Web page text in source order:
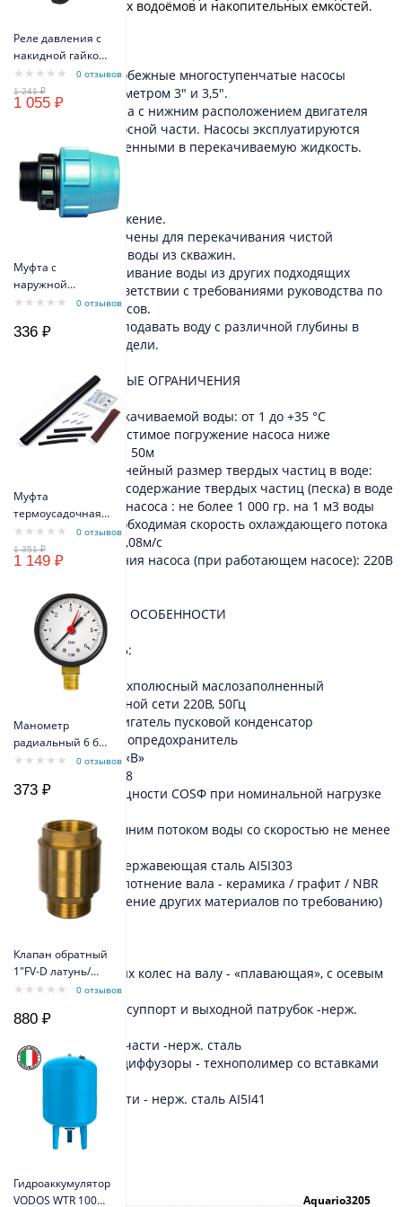
Реле давления с
накидной гайкой
VODOS PM/5 1/4" -
FG 16A(10A) IP44
0 отзывов
1 055 ₽
Муфта с
наружной
резьбой D32/R10 отзывов
336 ₽
Муфта
термоусадочная
МТК 3x4,0 мм -
3x6,0мм
0 отзывов
1 149 ₽
Манометр
радиальный 6 бар
TIM Y-50-6bar0 отзывов
373 ₽
Клапан обратный
1"FV-D латунь/
внеш резьба0 отзывов
880 ₽
Гидроаккумулятор
VODOS WTR 100
колодцев, открытых водоёмов и накопительных емкостей.
ТИП
Погружные центробежные многоступенчатые насосы
номинальным диаметром 3" и 3,5".
Конструкция насоса с нижним расположением двигателя
относительно насосной части. Насосы эксплуатируются
полностью погруженными в перекачиваемую жидкость.
ПРИМЕНЕНИЕ
Бытовое водоснабжение.
Насосы предназначены для перекачивания чистой
холодной пресной воды из скважин.
Возможно перекачивание воды из других подходящих
источников в соответствии с требованиями руководства по
эксплуатации насосов.
Насосы способны подавать воду с различной глубины в
зависимости от модели.
ЭКСПЛУАТАЦИОННЫЕ ОГРАНИЧЕНИЯ
Температура перекачиваемой воды: от 1 до +35 °С
Максимально допустимое погружение насоса ниже
поверхности воды: 50м
Максимальный линейный размер твердых частиц в воде:
0,5мм Допустимое содержание твердых частиц (песка) в воде
без заклинивания насоса : не более 1 000 гр. на 1 м3 воды
Максимальная необходимая скорость охлаждающего потока
вдоль двигателя: 0,08м/с
Напряжение питания насоса (при работающем насосе): 220В
КОНСТРУКТИВНЫЕ ОСОБЕННОСТИ
ЭЛЕТРОДВИГАТЕЛЬ:
- асинхронный двухполюсный маслозаполненный
- питание от 1-фазной сети 220В, 50Гц
- встроенный в двигатель пусковой конденсатор
- встроенный термопредохранитель
- изоляция класса «В»
- класс защиты lp68
- коэффициент мощности СОSФ при номинальной нагрузке
- охлаждение внешним потоком воды со скоростью не менее
0,08 м/с
- вал двигателя - нержавеющая сталь АI5I303
- механическое уплотнение вала - керамика / графит / NBR
(возможно применение других материалов по требованию)
- установка рабочих колес на валу - «плавающая», с осевым
перемещением
- соединительный суппорт и выходной патрубок -нерж.
сталь
- гильза насосной части -нерж. сталь
- рабочие колеса, диффузоры - технополимер со вставками
из нерж. стали
- вал насосной части - нерж. сталь АI5I41
Артикул
Aquario3205